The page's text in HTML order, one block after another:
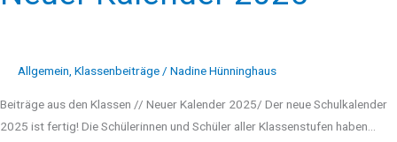
Allgemein Klassenbeiträge / Nadine Hünninghaus
Beiträge aus den Klassen // Neuer Kalender 2025/ Der neue Schulkalender
2025 ist fertig! Die Schülerinnen und Schüler aller Klassenstufen haben…